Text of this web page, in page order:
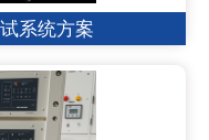
系统方案